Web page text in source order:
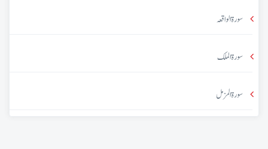
سورۃ الواقعہ
سورۃ الملک
سورۃ المزمل